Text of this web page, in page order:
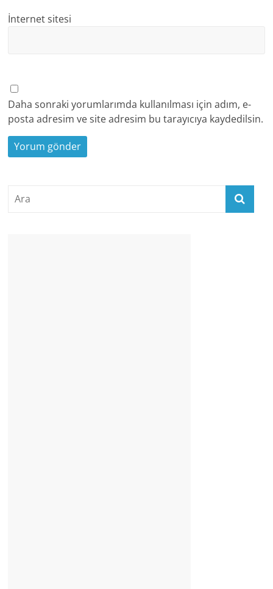
İnternet sitesi
Daha sonraki yorumlarımda kullanılması için adım, e-
posta adresim ve site adresim bu tarayıcıya kaydedilsin.